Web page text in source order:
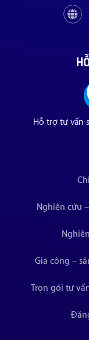
Hỗ trợ tư vấn
Nghiên cứu
Gia công –
Trọn gói tư